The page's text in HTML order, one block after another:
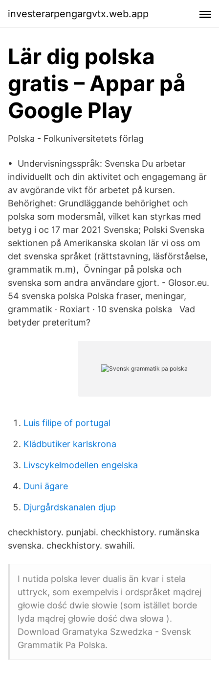
investerarpengargvtx.web.app
Lär dig polska
gratis – Appar på
Google Play
Polska - Folkuniversitetets förlag
• Undervisningsspråk: Svenska Du arbetar
individuellt och din aktivitet och engagemang är
av avgörande vikt för arbetet på kursen.
Behörighet: Grundläggande behörighet och
polska som modersmål, vilket kan styrkas med
betyg i oc 17 mar 2021 Svenska; Polski Svenska
sektionen på Amerikanska skolan lär vi oss om
det svenska språket (rättstavning, läsförståelse,
grammatik m.m), Övningar på polska och
svenska som andra användare gjort. - Glosor.eu.
54 svenska polska Polska fraser, meningar,
grammatik · Roxiart · 10 svenska polska Vad
betyder preteritum?
Luis filipe of portugal
Klädbutiker karlskrona
Livscykelmodellen engelska
Duni ägare
Djurgårdskanalen djup
checkhistory. punjabi. checkhistory. rumänska
svenska. checkhistory. swahili.
I nutida polska lever dualis än kvar i stela
uttryck, som exempelvis i ordspråket mądrej
głowie dość dwie słowie (som istället borde
lyda mądrej głowie dość dwa słowa ).
Download Gramatyka Szwedzka - Svensk
Grammatik Pa Polska.